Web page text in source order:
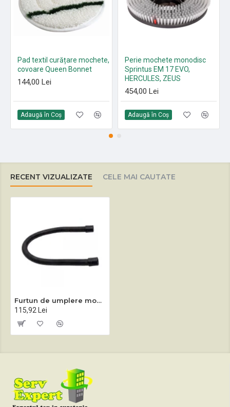
Pad textil curățare mochete,
covoare Queen Bonnet
144,00 Lei
Adaugă în Coş
Perie mochete monodisc
Sprintus EM 17 EVO,
HERCULES, ZEUS
454,00 Lei
Adaugă în Coş
RECENT VIZUALIZATE CELE MAI CAUTATE
Furtun de umplere monodisc profesional Sprintus ZEUS
115,92 Lei